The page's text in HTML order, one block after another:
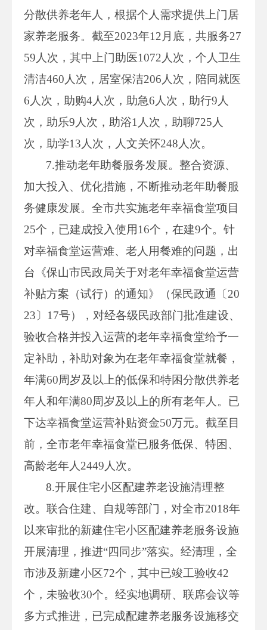
分散供养老年人，根据个人需求提供上门居
家养老服务。截至2023年12月底，共服务27
59人次，其中上门助医1072人次，个人卫生
清洁460人次，居室保洁206人次，陪同就医
6人次，助购4人次，助急6人次，助行9人
次，助乐9人次，助浴1人次，助聊725人
次，助学13人次，人文关怀248人次。
7.推动老年助餐服务发展。整合资源、
加大投入、优化措施，不断推动老年助餐服
务健康发展。全市共实施老年幸福食堂项目
25个，已建成投入使用16个，在建9个。针
对幸福食堂运营难、老人用餐难的问题，出
台《保山市民政局关于对老年幸福食堂运营
补贴方案（试行）的通知》（保民政通〔20
23〕17号），对经各级民政部门批准建设、
验收合格并投入运营的老年幸福食堂给予一
定补助，补助对象为在老年幸福食堂就餐，
年满60周岁及以上的低保和特困分散供养老
年人和年满80周岁及以上的所有老年人。已
下达幸福食堂运营补贴资金50万元。截至目
前，全市老年幸福食堂已服务低保、特困、
高龄老年人2449人次。
8.开展住宅小区配建养老设施清理整
改。联合住建、自规等部门，对全市2018年
以来审批的新建住宅小区配建养老服务设施
开展清理，推进“四同步”落实。经清理，全
市涉及新建小区72个，其中已竣工验收42
个，未验收30个。经实地调研、联席会议等
多方式推进，已完成配建养老服务设施移交